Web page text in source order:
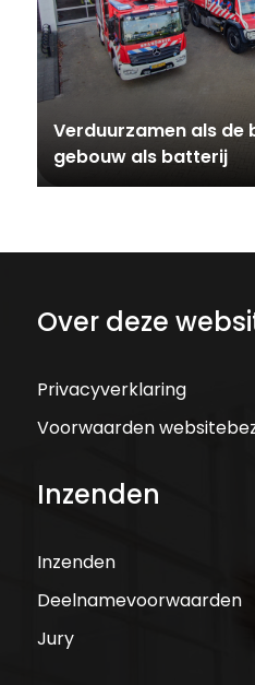
Verduurzamen als de
gebouw als batterij
Over deze
Privacyverklaring
Voorwaarden
Inzenden
Inzenden
Deelnamevoorwaarden
Jury